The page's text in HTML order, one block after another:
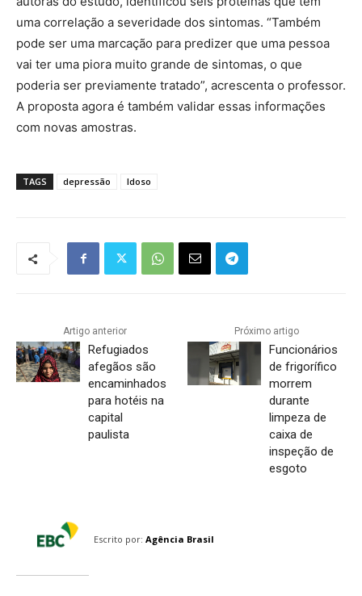
uma correlação a severidade dos sintomas. “Também
pode ser uma marcação para predizer que uma pessoa
vai ter uma piora muito grande de sintomas, o que
poderia ser previamente tratado”, acrescenta o professor.
A proposta agora é também validar essas informações
com novas amostras.
TAGS depressão Idoso
Artigo anterior
Refugiados
afegãos são
encaminhados
para hotéis na
capital
paulista
Próximo artigo
Funcionários
de frigorífico
morrem
durante
limpeza de
caixa de
inspeção de
esgoto
Escrito por: Agência Brasil